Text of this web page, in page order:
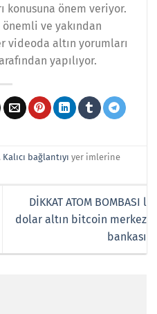
konusuna önem veriyor.
ve yakından
videoda altın yorumları
yapılıyor.
Kalıcı bağlantıyı yer imlerine
DİKKAT ATOM BOMBASI l
dolar altın bitcoin merkez
bankası